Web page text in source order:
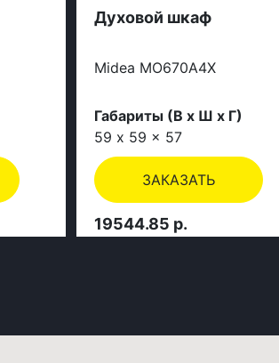
Духовой шкаф
Midea MO670A4X
Габариты (В х Ш х Г)
59 x 59 x 57
ЗАКАЗАТЬ
19544.85 р.